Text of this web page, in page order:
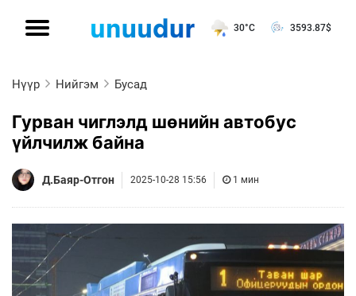
30°C 3593.87$
Нүүр Нийгэм Бусад
Гурван чиглэлд шөнийн автобус
үйлчилж байна
Д.Баяр-Отгон 2025-10-28 15:56 1 мин